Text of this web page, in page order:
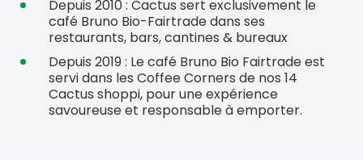
Depuis 2010 : Cactus sert exclusivement le
café Bruno Bio-Fairtrade dans ses
restaurants, bars, cantines & bureaux
Depuis 2019 : Le café Bruno Bio Fairtrade est
servi dans les Coffee Corners de nos 14
Cactus shoppi, pour une expérience
savoureuse et responsable à emporter.